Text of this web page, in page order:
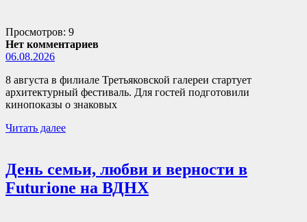
Просмотров: 9
Нет комментариев
06.08.2026
8 августа в филиале Третьяковской галереи стартует
архитектурный фестиваль. Для гостей подготовили
кинопоказы о знаковых
Читать далее
День семьи, любви и верности в
Futurione на ВДНХ